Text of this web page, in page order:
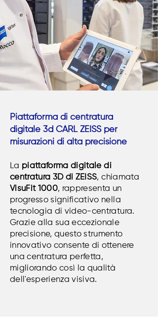
Piattaforma di centratura
digitale 3d CARL ZEISS per
misurazioni di alta precisione
La piattaforma digitale di
centratura 3D di ZEISS, chiamata
VisuFit 1000, rappresenta un
progresso significativo nella
tecnologia di video-centratura.
Grazie alla sua eccezionale
precisione, questo strumento
innovativo consente di ottenere
una centratura perfetta,
migliorando così la qualità
dell'esperienza visiva.